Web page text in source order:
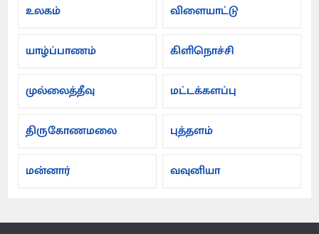
உலகம் விளையாட்டு
யாழ்ப்பாணம் கிளிநொச்சி
முல்லைத்தீவு மட்டக்களப்பு
திருகோணமலை புத்தளம்
மன்னார் வவுனியா